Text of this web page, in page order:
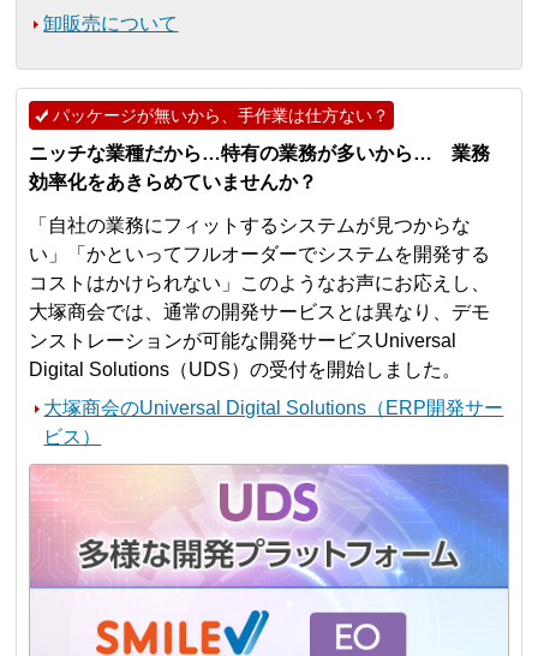
卸販売について
パッケージが無いから、手作業は仕方ない？
ニッチな業種だから…特有の業務が多いから… 業務
効率化をあきらめていませんか？
「自社の業務にフィットするシステムが見つからな
い」「かといってフルオーダーでシステムを開発する
コストはかけられない」このようなお声にお応えし、
大塚商会では、通常の開発サービスとは異なり、デモ
ンストレーションが可能な開発サービスUniversal
Digital Solutions（UDS）の受付を開始しました。
大塚商会のUniversal Digital Solutions（ERP開発サー
ビス）